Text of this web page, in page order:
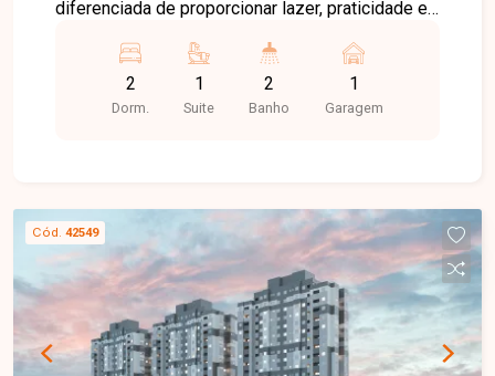
diferenciada de proporcionar lazer, praticidade e
apartamentos de 2 quartos com opção de suíte,
varanda e térreo com garden. Localizado no
Jardim Espanha, região próspera de Uberlândia,
2
Dorm.
1
Suite
2
Banho
1
Garagem
Cód. 42549